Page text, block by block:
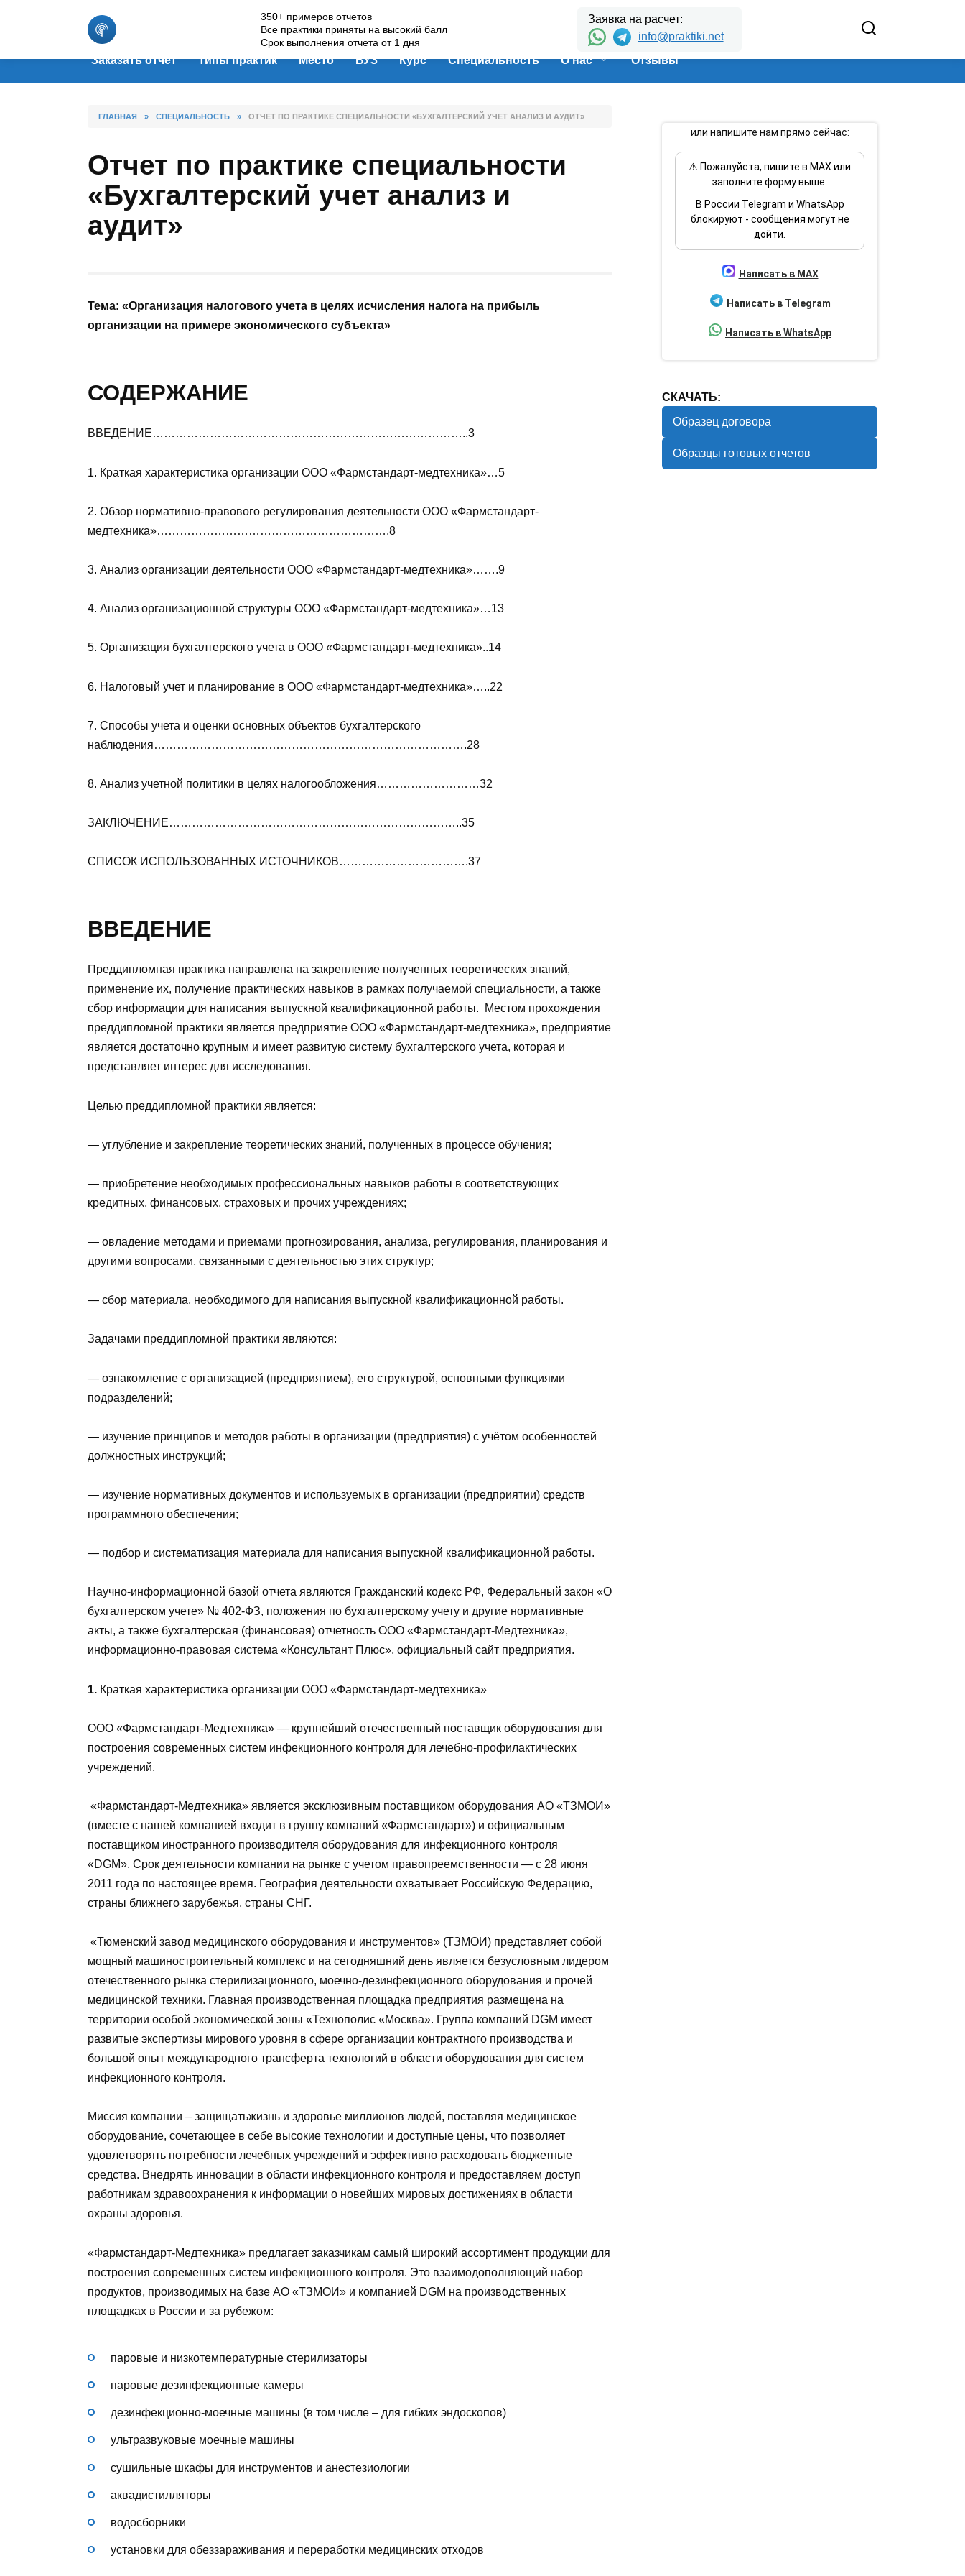
350+ примеров отчетов
Все практики приняты на высокий балл
Срок выполнения отчета от 1 дня
Заявка на расчет:
info@praktiki.net
Заказать отчет
Типы практик Место ВУЗ Курс Специальность О нас Отзывы
ГЛАВНАЯ » СПЕЦИАЛЬНОСТЬ » ОТЧЕТ ПО ПРАКТИКЕ СПЕЦИАЛЬНОСТИ «БУХГАЛТЕРСКИЙ УЧЕТ АНАЛИЗ И АУДИТ»
Отчет по практике специальности
«Бухгалтерский учет анализ и
аудит»
Тема: «Организация налогового учета в целях исчисления налога на прибыль
организации на примере экономического субъекта»
СОДЕРЖАНИЕ
ВВЕДЕНИЕ………………………………………………………………………..3
1. Краткая характеристика организации ООО «Фармстандарт-медтехника»…5
2. Обзор нормативно-правового регулирования деятельности ООО «Фармстандарт-
медтехника»…………………………………………………….8
3. Анализ организации деятельности ООО «Фармстандарт-медтехника»…….9
4. Анализ организационной структуры ООО «Фармстандарт-медтехника»…13
5. Организация бухгалтерского учета в ООО «Фармстандарт-медтехника»..14
6. Налоговый учет и планирование в ООО «Фармстандарт-медтехника»…..22
7. Способы учета и оценки основных объектов бухгалтерского
наблюдения……………………………………………………………………….28
8. Анализ учетной политики в целях налогообложения………………………32
ЗАКЛЮЧЕНИЕ…………………………………………………………………..35
СПИСОК ИСПОЛЬЗОВАННЫХ ИСТОЧНИКОВ…………………………….37
ВВЕДЕНИЕ
Преддипломная практика направлена на закрепление полученных теоретических знаний,
применение их, получение практических навыков в рамках получаемой специальности, а также
сбор информации для написания выпускной квалификационной работы. Местом прохождения
преддипломной практики является предприятие ООО «Фармстандарт-медтехника», предприятие
является достаточно крупным и имеет развитую систему бухгалтерского учета, которая и
представляет интерес для исследования.
Целью преддипломной практики является:
— углубление и закрепление теоретических знаний, полученных в процессе обучения;
— приобретение необходимых профессиональных навыков работы в соответствующих
кредитных, финансовых, страховых и прочих учреждениях;
— овладение методами и приемами прогнозирования, анализа, регулирования, планирования и
другими вопросами, связанными с деятельностью этих структур;
— сбор материала, необходимого для написания выпускной квалификационной работы.
Задачами преддипломной практики являются:
— ознакомление с организацией (предприятием), его структурой, основными функциями
подразделений;
— изучение принципов и методов работы в организации (предприятия) с учётом особенностей
должностных инструкций;
— изучение нормативных документов и используемых в организации (предприятии) средств
программного обеспечения;
— подбор и систематизация материала для написания выпускной квалификационной работы.
Научно-информационной базой отчета являются Гражданский кодекс РФ, Федеральный закон «О
бухгалтерском учете» № 402-ФЗ, положения по бухгалтерскому учету и другие нормативные
акты, а также бухгалтерская (финансовая) отчетность ООО «Фармстандарт-Медтехника»,
информационно-правовая система «Консультант Плюс», официальный сайт предприятия.
1. Краткая характеристика организации ООО «Фармстандарт-медтехника»
ООО «Фармстандарт-Медтехника» — крупнейший отечественный поставщик оборудования для
построения современных систем инфекционного контроля для лечебно-профилактических
учреждений.
«Фармстандарт-Медтехника» является эксклюзивным поставщиком оборудования АО «ТЗМОИ»
(вместе с нашей компанией входит в группу компаний «Фармстандарт») и официальным
поставщиком иностранного производителя оборудования для инфекционного контроля
«DGM». Срок деятельности компании на рынке с учетом правопреемственности — с 28 июня
2011 года по настоящее время. География деятельности охватывает Российскую Федерацию,
страны ближнего зарубежья, страны СНГ.
«Тюменский завод медицинского оборудования и инструментов» (ТЗМОИ) представляет собой
мощный машиностроительный комплекс и на сегодняшний день является безусловным лидером
отечественного рынка стерилизационного, моечно-дезинфекционного оборудования и прочей
медицинской техники. Главная производственная площадка предприятия размещена на
территории особой экономической зоны «Технополис «Москва». Группа компаний DGM имеет
развитые экспертизы мирового уровня в сфере организации контрактного производства и
большой опыт международного трансферта технологий в области оборудования для систем
инфекционного контроля.
Миссия компании – защищатьжизнь и здоровье миллионов людей, поставляя медицинское
оборудование, сочетающее в себе высокие технологии и доступные цены, что позволяет
удовлетворять потребности лечебных учреждений и эффективно расходовать бюджетные
средства. Внедрять инновации в области инфекционного контроля и предоставляем доступ
работникам здравоохранения к информации о новейших мировых достижениях в области
охраны здоровья.
«Фармстандарт-Медтехника» предлагает заказчикам самый широкий ассортимент продукции для
построения современных систем инфекционного контроля. Это взаимодополняющий набор
продуктов, производимых на базе АО «ТЗМОИ» и компанией DGM на производственных
площадках в России и за рубежом:
паровые и низкотемпературные стерилизаторы
паровые дезинфекционные камеры
дезинфекционно-моечные машины (в том числе – для гибких эндоскопов)
ультразвуковые моечные машины
сушильные шкафы для инструментов и анестезиологии
аквадистилляторы
водосборники
установки для обеззараживания и переработки медицинских отходов
или напишите нам прямо сейчас:
⚠️ Пожалуйста, пишите в MAX или
заполните форму выше.
В России Telegram и WhatsApp
блокируют - сообщения могут не
дойти.
Написать в MAX
Написать в Telegram
Написать в WhatsApp
СКАЧАТЬ:
Образец договора
Образцы готовых отчетов